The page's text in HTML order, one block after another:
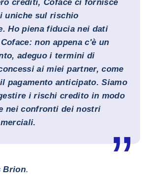
crediti, Coface ci fornisce
uniche sul rischio
Ho piena fiducia nei dati
non appena c'è un
adeguo i termini di
ai miei partner, come
pagamento anticipato. Siamo
i rischi credito in modo
nei confronti dei nostri
Brion.